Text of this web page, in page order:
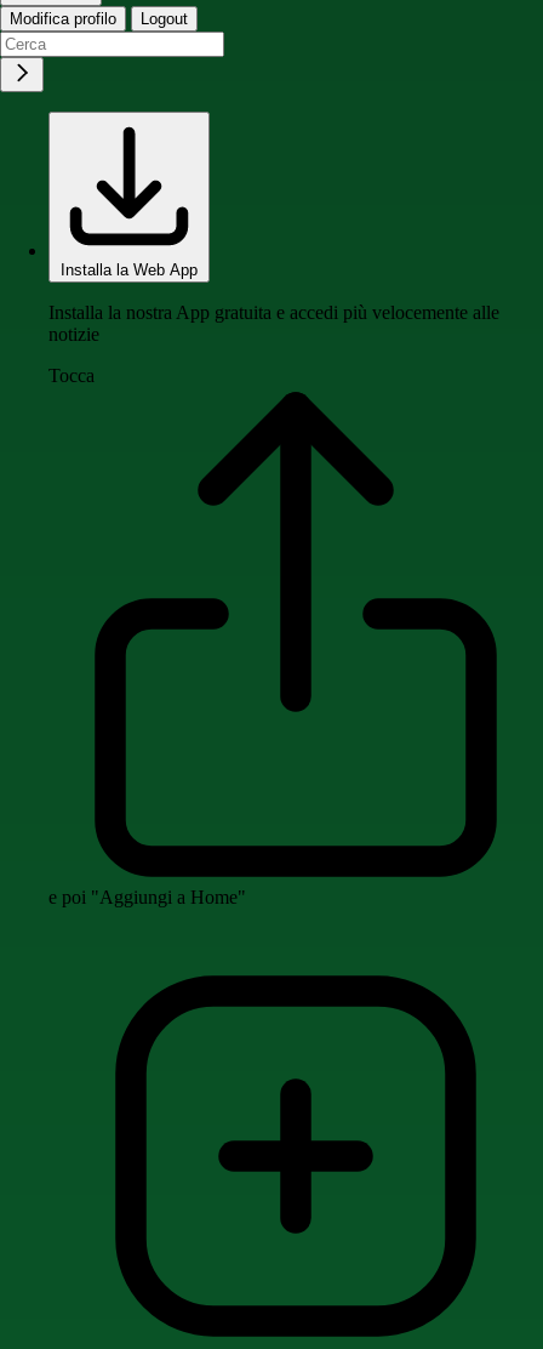
Modifica profilo Logout
Installa la Web App
Installa la nostra App gratuita e accedi più velocemente alle
notizie
Tocca
e poi "Aggiungi a Home"